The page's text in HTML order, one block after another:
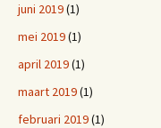
juni 2019(1)
mei 2019(1)
april 2019(1)
maart 2019(1)
februari 2019(1)